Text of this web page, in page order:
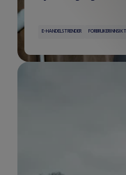
E-HANDELSTRENDER FORBRUKERINNSIKT